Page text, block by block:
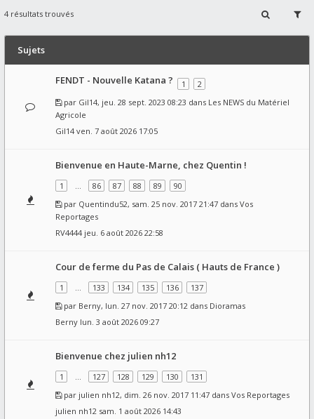
4 résultats trouvés
Sujets
FENDT - Nouvelle Katana ? 1
2
par Gil14, jeu. 28 sept. 2023 08:23 dans Les NEWS du Matériel
Agricole
Gil14 ven. 7 août 2026 17:05
Bienvenue en Haute-Marne, chez Quentin !
1 … 86 87 88 89
90
par Quentindu52, sam. 25 nov. 2017 21:47 dans Vos
Reportages
RV4444 jeu. 6 août 2026 22:58
Cour de ferme du Pas de Calais ( Hauts de France )
1 … 133 134 135 136
137
par Berny, lun. 27 nov. 2017 20:12 dans Dioramas
Berny lun. 3 août 2026 09:27
Bienvenue chez julien nh12
1 … 127 128 129 130
131
par julien nh12, dim. 26 nov. 2017 11:47 dans Vos Reportages
julien nh12 sam. 1 août 2026 14:43